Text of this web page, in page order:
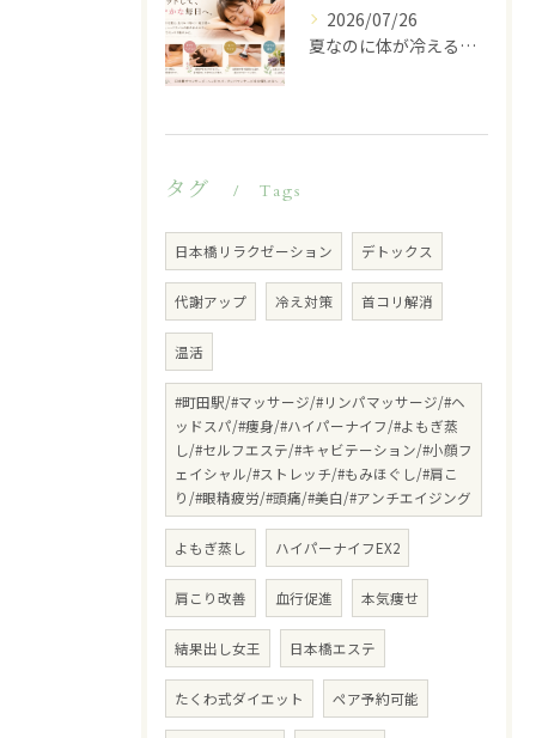
2026/07/26
夏なのに体が冷える…その不調、冷房が原因かもしれません
タグ Tags
日本橋リラクゼーション デトックス
代謝アップ 冷え対策 首コリ解消
温活
#町田駅/#マッサージ/#リンパマッサージ/#ヘ
ッドスパ/#痩身/#ハイパーナイフ/#よもぎ蒸
し/#セルフエステ/#キャビテーション/#小顔フ
ェイシャル/#ストレッチ/#もみほぐし/#肩こ
り/#眼精疲労/#頭痛/#美白/#アンチエイジング
よもぎ蒸し ハイパーナイフEX2
肩こり改善 血行促進 本気痩せ
結果出し女王 日本橋エステ
たくわ式ダイエット ペア予約可能